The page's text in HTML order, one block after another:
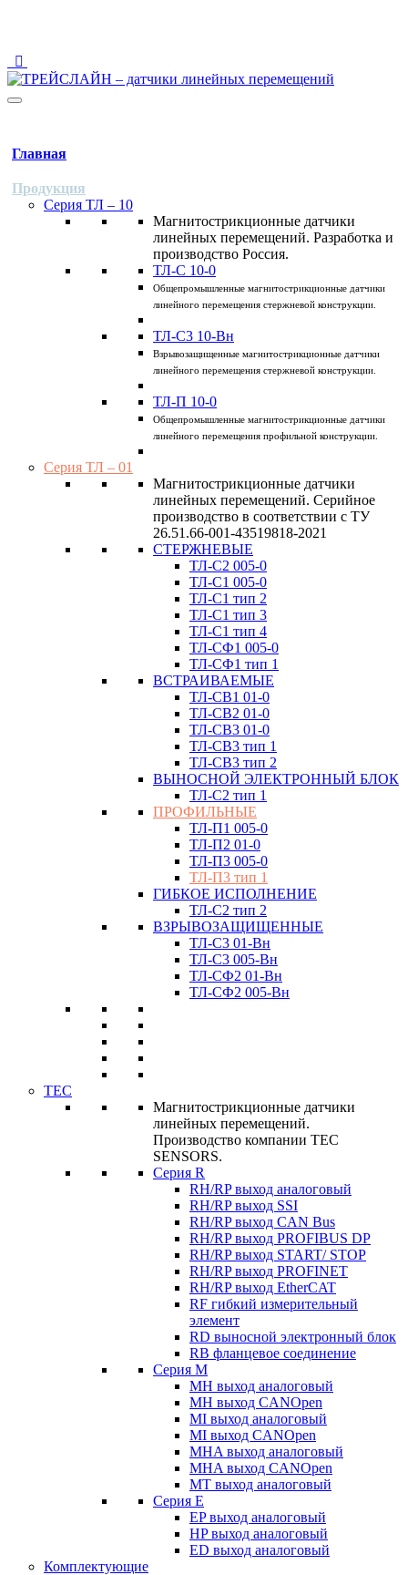
Главная
Продукция
Серия ТЛ – 10
Магнитострикционные датчики
линейных перемещений. Разработка и
производство Россия.
ТЛ-C 10-0
Общепромышленные магнитострикционные датчики
линейного перемещения стержневой конструкции.
ТЛ-C3 10-Вн
Взрывозащищенные магнитострикционные датчики
линейного перемещения стержневой конструкции.
ТЛ-П 10-0
Общепромышленные магнитострикционные датчики
линейного перемещения профильной конструкции.
Серия ТЛ – 01
Магнитострикционные датчики
линейных перемещений. Серийное
производство в соответствии с ТУ
26.51.66-001-43519818-2021
СТЕРЖНЕВЫЕ
ТЛ-C2 005-0
ТЛ-C1 005-0
ТЛ-C1 тип 2
ТЛ-C1 тип 3
ТЛ-С1 тип 4
ТЛ-CФ1 005-0
ТЛ-CФ1 тип 1
ВСТРАИВАЕМЫЕ
ТЛ-CВ1 01-0
ТЛ-CВ2 01-0
ТЛ-CВ3 01-0
ТЛ-CВ3 тип 1
ТЛ-CВ3 тип 2
ВЫНОСНОЙ ЭЛЕКТРОННЫЙ БЛОК
ТЛ-C2 тип 1
ПРОФИЛЬНЫЕ
ТЛ-П1 005-0
ТЛ-П2 01-0
ТЛ-П3 005-0
ТЛ-П3 тип 1
ГИБКОЕ ИСПОЛНЕНИЕ
ТЛ-C2 тип 2
ВЗРЫВОЗАЩИЩЕННЫЕ
ТЛ-C3 01-Вн
ТЛ-C3 005-Вн
ТЛ-CФ2 01-Вн
ТЛ-CФ2 005-Вн
TEC
Магнитострикционные датчики
линейных перемещений.
Производство компании TEC
SENSORS.
Серия R
RH/RP выход аналоговый
RH/RP выход SSI
RH/RP выход CAN Bus
RH/RP выход PROFIBUS DP
RH/RP выход START/ STOP
RH/RP выход PROFINET
RH/RP выход EtherCAT
RF гибкий измерительный
элемент
RD выносной электронный блок
RB фланцевое соединение
Серия M
MH выход аналоговый
MH выход CANOpen
MI выход аналоговый
MI выход CANOpen
MHA выход аналоговый
MHA выход CANOpen
MT выход аналоговый
Серия E
EP выход аналоговый
HP выход аналоговый
ED выход аналоговый
Комплектующие